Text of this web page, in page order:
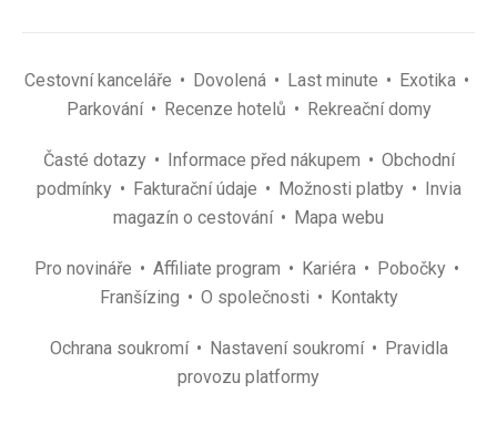
Cestovní kanceláře Dovolená Last minute
Exotika
Parkování
Recenze hotelů Rekreační domy
Časté dotazy Informace před nákupem
Obchodní
podmínky
Fakturační údaje Možnosti platby
Invia
magazín o cestování
Mapa webu
Pro novináře Affiliate program Kariéra
Pobočky
Franšízing
O společnosti Kontakty
Ochrana soukromí Nastavení soukromí
Pravidla
provozu platformy